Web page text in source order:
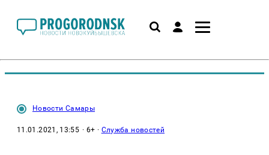
Новости Самары
11.01.2021, 13:55 · 6+ · Служба новостей